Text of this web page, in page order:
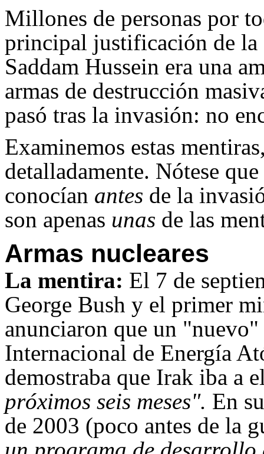
Millones de personas por
principal justificación de la
Saddam Hussein era una
armas de destrucción
pasó tras la invasión: no
Examinemos estas
detalladamente. Nótese
conocían antes de la
son apenas unas de las
Armas nucleares
La mentira: El 7 de
George Bush y el primer
anunciaron que un
Internacional de Energía
demostraba que Irak iba a
próximos seis meses". En
de 2003 (poco antes de la